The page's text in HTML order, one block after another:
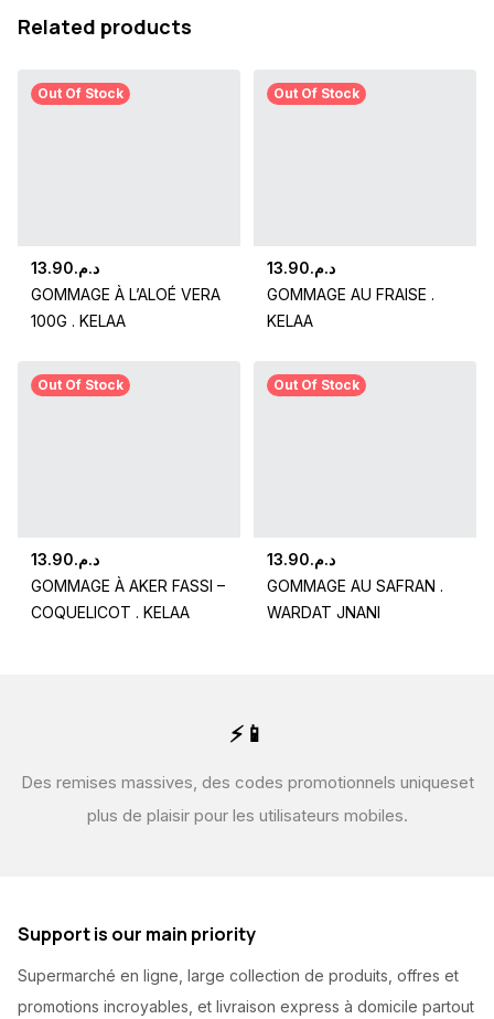
Related products
Out Of Stock
د.م.13.90
GOMMAGE À L’ALOÉ VERA
100G . KELAA
Out Of Stock
د.م.13.90
GOMMAGE AU FRAISE .
KELAA
Out Of Stock
د.م.13.90
GOMMAGE À AKER FASSI –
COQUELICOT . KELAA
Out Of Stock
د.م.13.90
GOMMAGE AU SAFRAN .
WARDAT JNANI
⚡📱
Des remises massives, des codes promotionnels uniqueset
plus de plaisir pour les utilisateurs mobiles.
Support is our main priority
Supermarché en ligne, large collection de produits, offres et
promotions incroyables, et livraison express à domicile partout